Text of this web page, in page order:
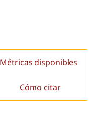
Métricas disponibles
Cómo citar